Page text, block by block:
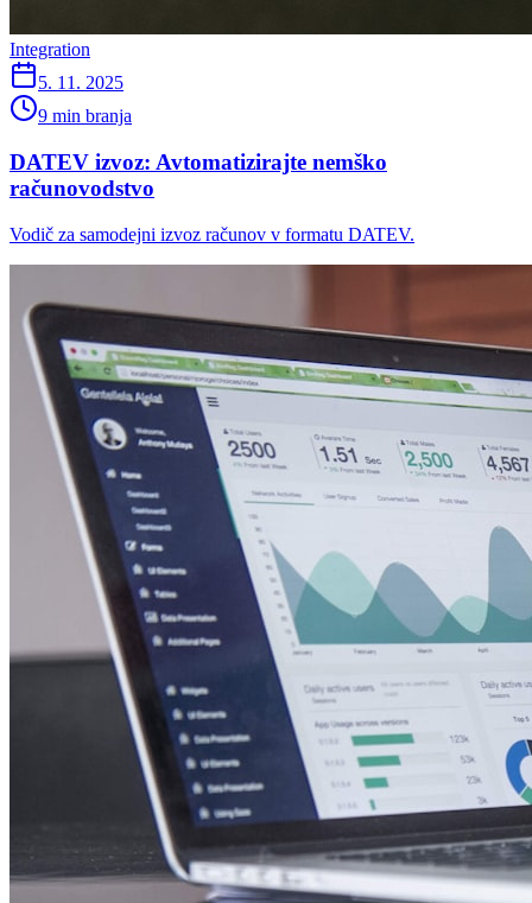
Integration
5. 11. 2025
9 min branja
DATEV izvoz: Avtomatizirajte nemško
računovodstvo
Vodič za samodejni izvoz računov v formatu DATEV.